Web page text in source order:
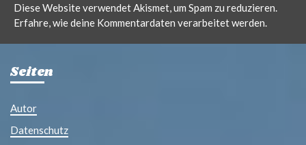
Diese Website verwendet Akismet, um Spam zu reduzieren.
Erfahre, wie deine Kommentardaten verarbeitet werden.
Seiten
Autor
Datenschutz